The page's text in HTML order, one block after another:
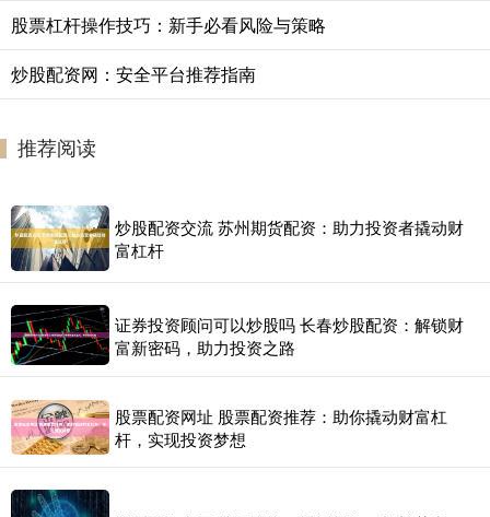
股票杠杆操作技巧：新手必看风险与策略
炒股配资网：安全平台推荐指南
推荐阅读
炒股配资交流 苏州期货配资：助力投资者撬动财
富杠杆
证券投资顾问可以炒股吗 长春炒股配资：解锁财
富新密码，助力投资之路
股票配资网址 股票配资推荐：助你撬动财富杠
杆，实现投资梦想